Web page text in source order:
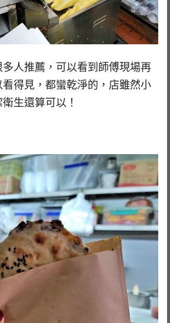
人推薦，可以看到師傅現場再
得見，都蠻乾淨的，店雖然小
生還算可以！